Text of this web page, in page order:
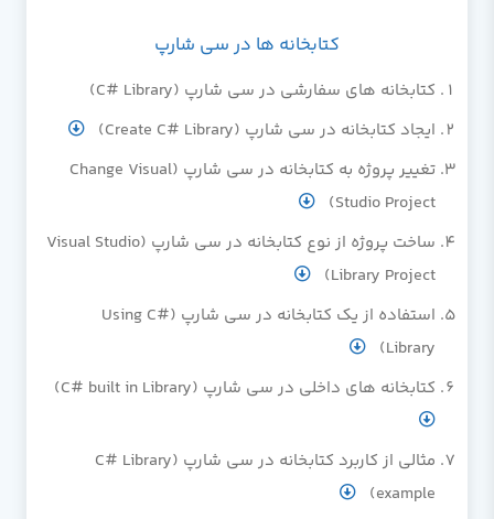
کتابخانه ها در سی شارپ
کتابخانه های سفارشی در سی شارپ (C# Library)
ایجاد کتابخانه در سی شارپ (Create C# Library)
تغییر پروژه به کتابخانه در سی شارپ (Change Visual
Studio Project)
ساخت پروژه از نوع کتابخانه در سی شارپ (Visual Studio
Library Project)
استفاده از یک کتابخانه در سی شارپ (Using C#
Library)
کتابخانه های داخلی در سی شارپ (C# built in Library)
مثالی از کاربرد کتابخانه در سی شارپ (C# Library
example)